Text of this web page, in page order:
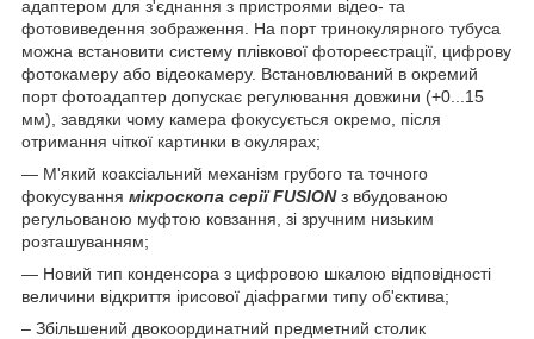
адаптером для з'єднання з пристроями відео- та
фотовиведення зображення. На порт тринокулярного тубуса
можна встановити систему плівкової фотореєстрації, цифрову
фотокамеру або відеокамеру. Встановлюваний в окремий
порт фотоадаптер допускає регулювання довжини (+0...15
мм), завдяки чому камера фокусується окремо, після
отримання чіткої картинки в окулярах;
— М'який коаксіальний механізм грубого та точного
фокусування мікроскопа серії FUSIONз вбудованою
регульованою муфтою ковзання, зі зручним низьким
розташуванням;
— Новий тип конденсора з цифровою шкалою відповідності
величини відкриття ірисової діафрагми типу об'єктива;
– Збільшений двокоординатний предметний столик